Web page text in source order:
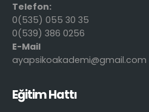
Telefon:
0(535) 055 30 35
0(539) 386 0256
E-Mail
ayapsikoakademi@gmail.com
Eğitim Hattı